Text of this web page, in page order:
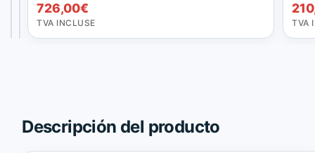
i
i
d
INCLUSE
s
0
W
TVA
INCLUSE
726,00€
TVA INCLUSE TVA
Descripción del producto